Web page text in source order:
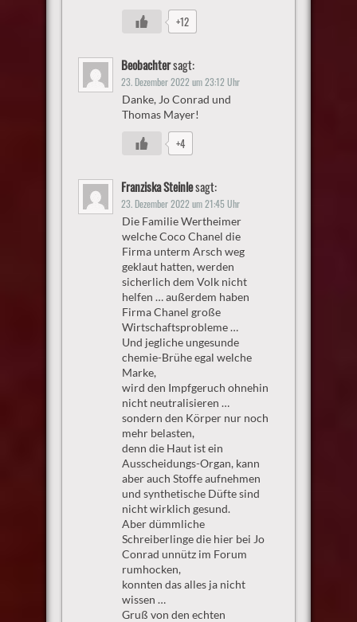
+12
Beobachtersagt:
23. Dezember 2022 um 23:12 Uhr
Danke, Jo Conrad und
Thomas Mayer!
+4
Franziska Steinlesagt:
23. Dezember 2022 um 21:45 Uhr
Die Familie Wertheimer
welche Coco Chanel die
Firma unterm Arsch weg
geklaut hatten, werden
sicherlich dem Volk nicht
helfen … außerdem haben
Firma Chanel große
Wirtschaftsprobleme …
Und jegliche ungesunde
chemie-Brühe egal welche
Marke,
wird den Impfgeruch ohnehin
nicht neutralisieren …
sondern den Körper nur noch
mehr belasten,
denn die Haut ist ein
Ausscheidungs-Organ, kann
aber auch Stoffe aufnehmen
und synthetische Düfte sind
nicht wirklich gesund.
Aber dümmliche
Schreiberlinge die hier bei Jo
Conrad unnütz im Forum
rumhocken,
konnten das alles ja nicht
wissen …
Gruß von den echten